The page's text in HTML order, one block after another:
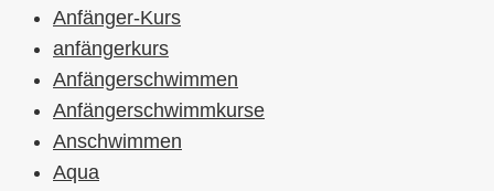
Anfänger-Kurs
anfängerkurs
Anfängerschwimmen
Anfängerschwimmkurse
Anschwimmen
Aqua